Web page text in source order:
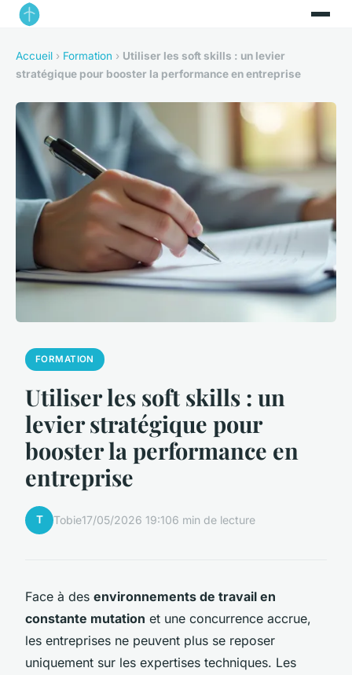
Accueil › Formation › Utiliser les soft skills : un levier
stratégique pour booster la performance en entreprise
FORMATION
Utiliser les soft skills : un
levier stratégique pour
booster la performance en
entreprise
T Tobie17/05/2026 19:106 min de lecture
Face à des environnements de travail en
constante mutation et une concurrence accrue,
les entreprises ne peuvent plus se reposer
uniquement sur les expertises techniques. Les